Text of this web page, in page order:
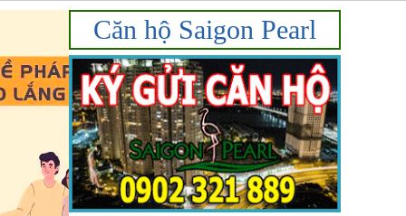
Căn hộ Saigon Pearl